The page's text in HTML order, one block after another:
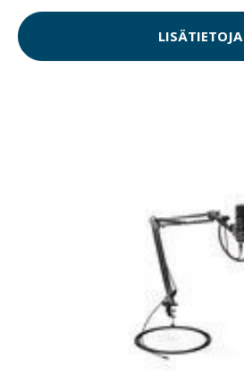
LISÄTIETOJA